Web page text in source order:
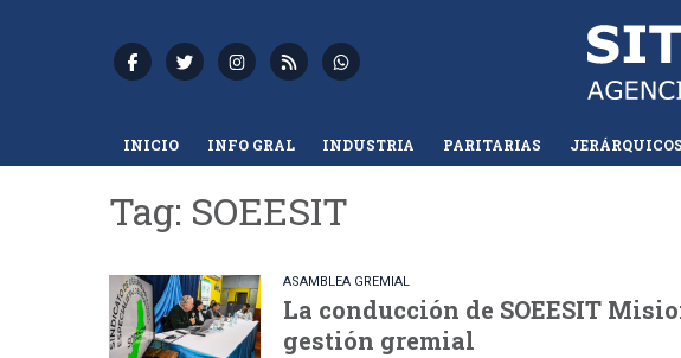
INICIO INFO GRAL INDUSTRIA PARITARIAS JERÁRQUICOS
Tag: SOEESIT
ASAMBLEA GREMIAL
La conducción de SOEESIT
gestión gremial